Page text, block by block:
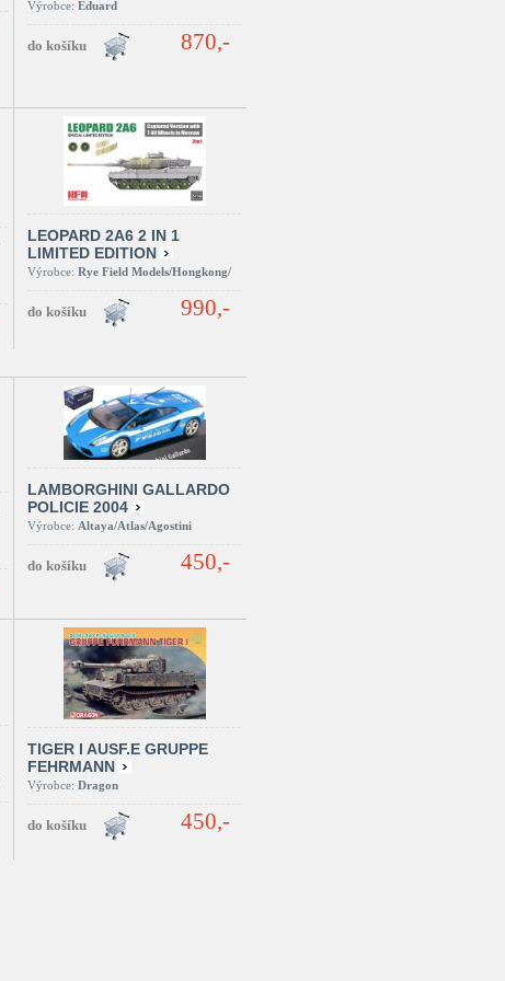
Výrobce: Eduard
870,-
LEOPARD 2A6 2 IN 1
LIMITED EDITION
Výrobce: Rye Field Models/Hongkong/
990,-
LAMBORGHINI GALLARDO
POLICIE 2004
Výrobce: Altaya/Atlas/Agostini
450,-
TIGER I AUSF.E GRUPPE
FEHRMANN
Výrobce: Dragon
450,-